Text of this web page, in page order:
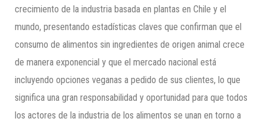
crecimiento de la industria basada en plantas en Chile y el
mundo, presentando estadísticas claves que confirman que el
consumo de alimentos sin ingredientes de origen animal crece
de manera exponencial y que el mercado nacional está
incluyendo opciones veganas a pedido de sus clientes, lo que
significa una gran responsabilidad y oportunidad para que todos
los actores de la industria de los alimentos se unan en torno a